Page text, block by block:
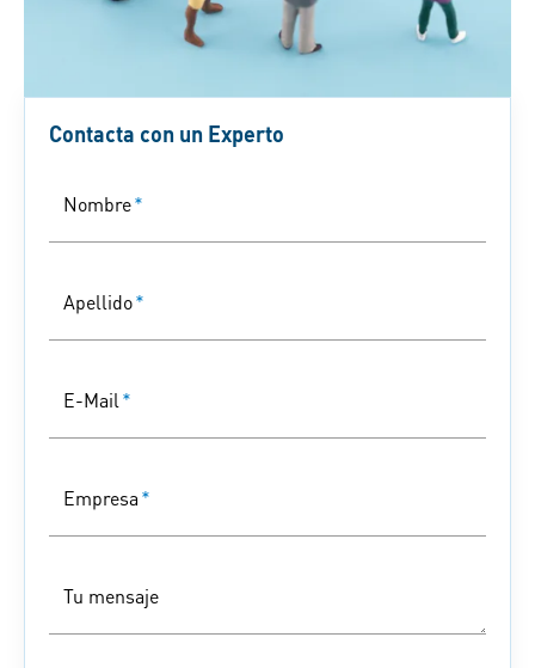
Contacta con un Experto
Nombre*
Apellido*
E-Mail *
Empresa*
Tu mensaje